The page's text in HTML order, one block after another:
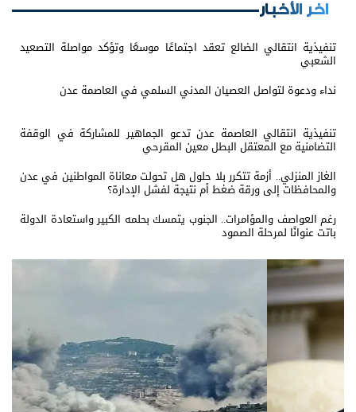
اخر الأخبار
تنفيذية انتقالي الضالع تعقد اجتماعًا موسعًا وتؤكد مواصلة التصعيد
الشعبي
نداء ودعوة لتواصل العصيان المدني السلمي في العاصمة عدن
تنفيذية انتقالي العاصمة عدن تدعو الجماهير للمشاركة في الوقفة
التضامنية مع المعتقل البطل معين المقرحي
الغاز المنزلي.. أزمة تتكرر بلا حلول هل تحولت معاناة المواطنين في عدن
والمحافظات إلى ورقة ضغط أم نتيجة لفشل الإدارة؟
رغم العواصف والمؤامرات.. الجنوب يتمسك بحلمه الكبير واستعادة الدولة
باتت عنوانًا لمرحلة الصمود